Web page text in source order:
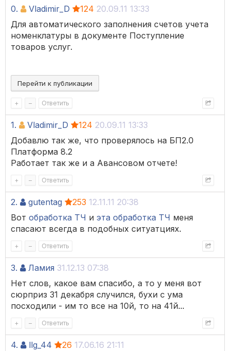
0. Vladimir_D 124 20.09.11 13:33
Для автоматического заполнения счетов учета
номенклатуры в документе Поступление
товаров услуг.
Перейти к публикации
+ – Ответить
1. Vladimir_D 124 20.09.11 13:33
Добавлю так же, что проверялось на БП2.0
Платформа 8.2
Работает так же и а Авансовом отчете!
+ – Ответить
2. gutentag 253 12.11.11 20:38
Вот обработка ТЧ и эта обработка ТЧ меня
спасают всегда в подобных ситуатциях.
+ – Ответить
3. Ламия 31.12.13 07:38
Нет слов, какое вам спасибо, а то у меня вот
сюрприз 31 декабря случился, бухи с ума
посходили - им то все на 10й, то на 41й...
+ – Ответить
4. llg_44 26 17.06.16 21:11